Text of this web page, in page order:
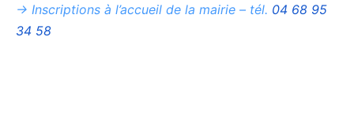
-> Inscriptions à l’accueil de la mairie – tél. 04 68 95
34 58